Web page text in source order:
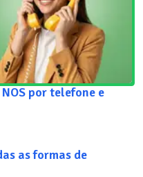
por telefone e
as formas de